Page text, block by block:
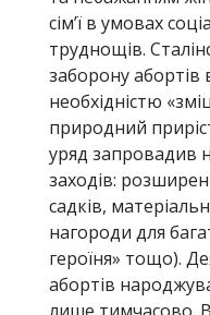
сім’ї в умовах
труднощів.
заборону абортів
необхідністю
природний
уряд запровадив
заходів:
садків,
нагороди для
героїня» тощо).
абортів